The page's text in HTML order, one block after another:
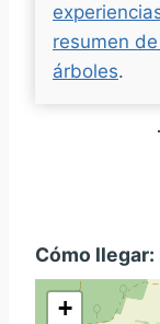
resumen
árboles.
Cómo
+